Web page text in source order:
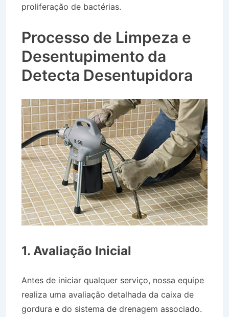
proliferação de bactérias.
Processo de Limpeza e
Desentupimento da
Detecta Desentupidora
1. Avaliação Inicial
Antes de iniciar qualquer serviço, nossa equipe
realiza uma avaliação detalhada da caixa de
gordura e do sistema de drenagem associado.